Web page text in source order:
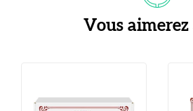
Vous aimerez